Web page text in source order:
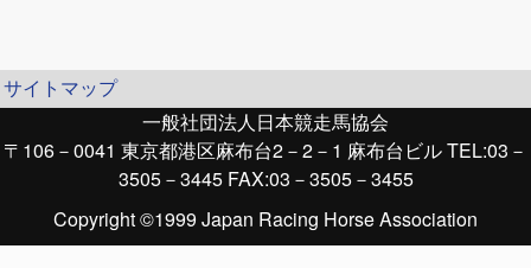
サイトマップ
一般社団法人日本競走馬協会
〒106－0041 東京都港区麻布台2－2－1 麻布台ビル TEL:03－
3505－3445 FAX:03－3505－3455
Copyright ©1999 Japan Racing Horse Association